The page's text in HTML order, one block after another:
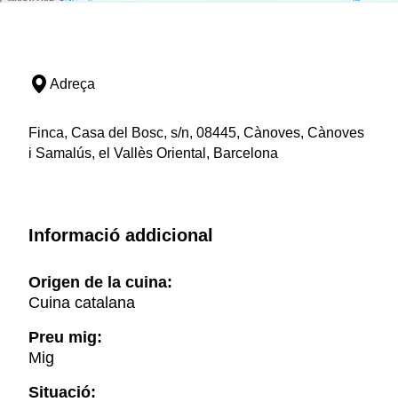
Adreça
Finca, Casa del Bosc, s/n, 08445, Cànoves, Cànoves
i Samalús, el Vallès Oriental, Barcelona
Informació addicional
Origen de la cuina:
Cuina catalana
Preu mig:
Mig
Situació: